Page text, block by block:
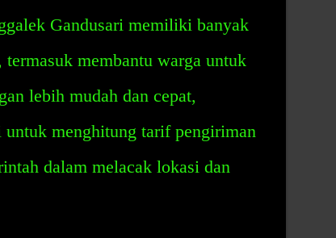
Gandusari memiliki banyak
membantu warga untuk
lebih mudah dan cepat,
untuk menghitung tarif pengiriman
dalam melacak lokasi dan